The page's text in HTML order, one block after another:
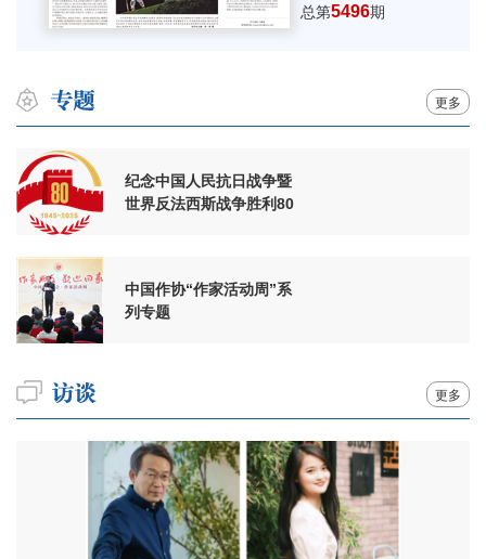
总第5496期
更多
纪念中国人民抗日战争暨
世界反法西斯战争胜利80
中国作协“作家活动周”系
列专题
更多